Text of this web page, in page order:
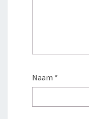
Naam *